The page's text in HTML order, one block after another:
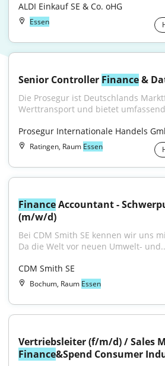
ALDI Einkauf SE & Co. oHG
Essen
Senior Controller Finance &
Die Prosegur ist Deutschlands
Werttransport und bietet
Prosegur Internationale Handels
Ratingen, Raum Essen
Finance Accountant -
(m/w/d)
Bei CDM Smith SE kennen wir uns
Da die Welt vor neuen Umwelt-
CDM Smith SE
Bochum, Raum Essen
Finance&Spend Consumer